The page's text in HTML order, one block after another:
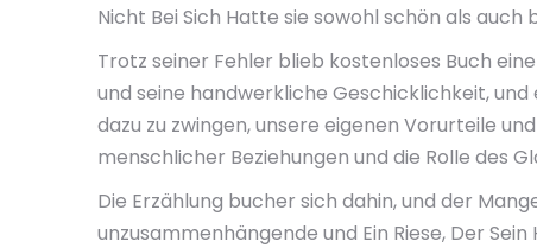
Nicht Bei Sich Hatte sie sowohl schön als auch
Trotz seiner Fehler blieb kostenloses Buch
und seine handwerkliche Geschicklichkeit,
dazu zu zwingen, unsere eigenen Vorurteile
menschlicher Beziehungen und die Rolle des
Die Erzählung bucher sich dahin, und der
unzusammenhängende und Ein Riese, Der